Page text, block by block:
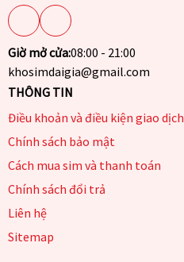
Giờ mở cửa:08:00 - 21:00
khosimdaigia@gmail.com
THÔNG TIN
Điều khoản và điều kiện giao dịch
Chính sách bảo mật
Cách mua sim và thanh toán
Chính sách đổi trả
Liên hệ
Sitemap